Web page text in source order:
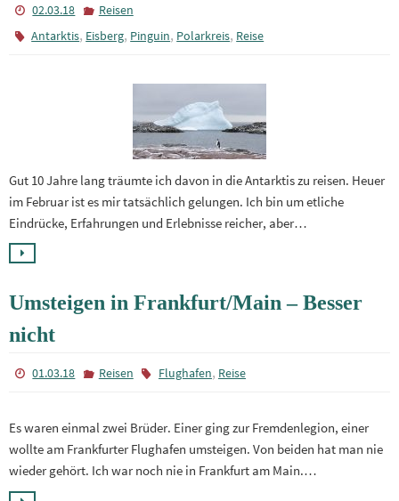
02.03.18
Reisen
Antarktis, Eisberg, Pinguin, Polarkreis, Reise
Gut 10 Jahre lang träumte ich davon in die Antarktis zu reisen. Heuer
im Februar ist es mir tatsächlich gelungen. Ich bin um etliche
Eindrücke, Erfahrungen und Erlebnisse reicher, aber…
Umsteigen in Frankfurt/Main – Besser
nicht
01.03.18 Reisen Flughafen, Reise
Es waren einmal zwei Brüder. Einer ging zur Fremdenlegion, einer
wollte am Frankfurter Flughafen umsteigen. Von beiden hat man nie
wieder gehört. Ich war noch nie in Frankfurt am Main.…